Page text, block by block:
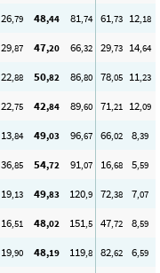
26,79 48,44 81,74 61,73 12,18
29,87 47,20 66,32 29,73 14,64
22,88 50,82 86,80 78,05 11,23
22,75 42,84 89,60 71,21 12,09
13,84 49,03 96,67 66,02 8,39
36,85 54,72 91,07 16,68 5,59
19,13 49,83 120,9 72,38 7,07
16,51 48,02 151,5 47,72 8,59
19,90 48,19 119,8 82,62 6,59